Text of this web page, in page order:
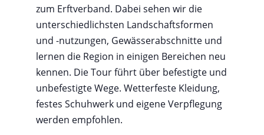
zum Erftverband. Dabei sehen wir die
unterschiedlichsten Landschaftsformen
und -nutzungen, Gewässerabschnitte und
lernen die Region in einigen Bereichen neu
kennen. Die Tour führt über befestigte und
unbefestigte Wege. Wetterfeste Kleidung,
festes Schuhwerk und eigene Verpflegung
werden empfohlen.